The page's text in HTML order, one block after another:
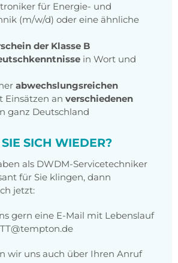
für Energie- und
(m/w/d) oder eine ähnliche
der Klasse B
in Wort und
abwechslungsreichen
Einsätzen an verschiedenen
ganz Deutschland
SICH WIEDER?
als DWDM-Servicetechniker
für Sie klingen, dann
jetzt:
gern eine E-Mail mit Lebenslauf
wir uns auch über Ihren Anruf